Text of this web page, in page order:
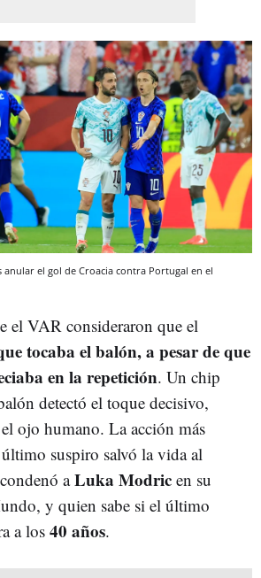
el gol de Croacia contra Portugal en el
el VAR consideraron que el
tocaba el balón, a pesar de que
en la repetición. Un chip
detectó el toque decisivo,
ojo humano. La acción más
suspiro salvó la vida al
aLuka Modric en su
y quien sabe si el último
a los 40 años.